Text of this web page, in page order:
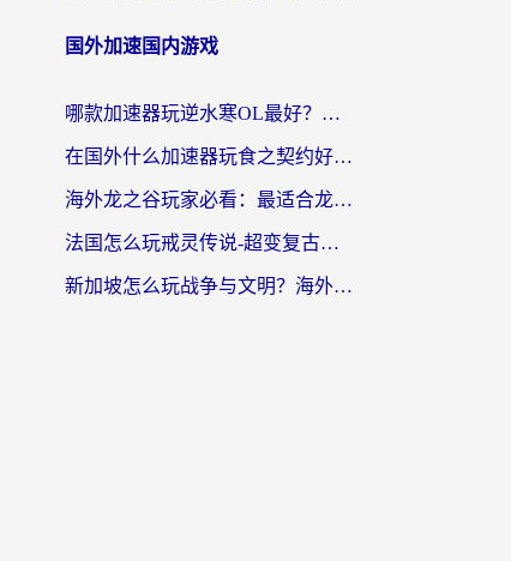
国外加速国内游戏
哪款加速器玩逆水寒OL最好？海外党实测后的终极选择指南
在国外什么加速器玩食之契约好用？海外党亲测有效的国服游戏加速指南
海外龙之谷玩家必看：最适合龙之谷的加速器，解决延迟卡顿还能畅玩幻书启示录和梦幻西游？
法国怎么玩戒灵传说-超变复古传奇？海外玩家国服游戏加速终极指南
新加坡怎么玩战争与文明？海外党国服游戏加速器终极避坑指南